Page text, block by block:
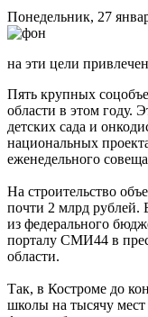
Понедельник, 27
на эти цели
Пять крупных
области в этом году.
детских сада и
национальных
еженедельного
На строительство
почти 2 млрд рублей.
из федерального
порталу СМИ44 в
области.
Так, в Костроме до
школы на тысячу